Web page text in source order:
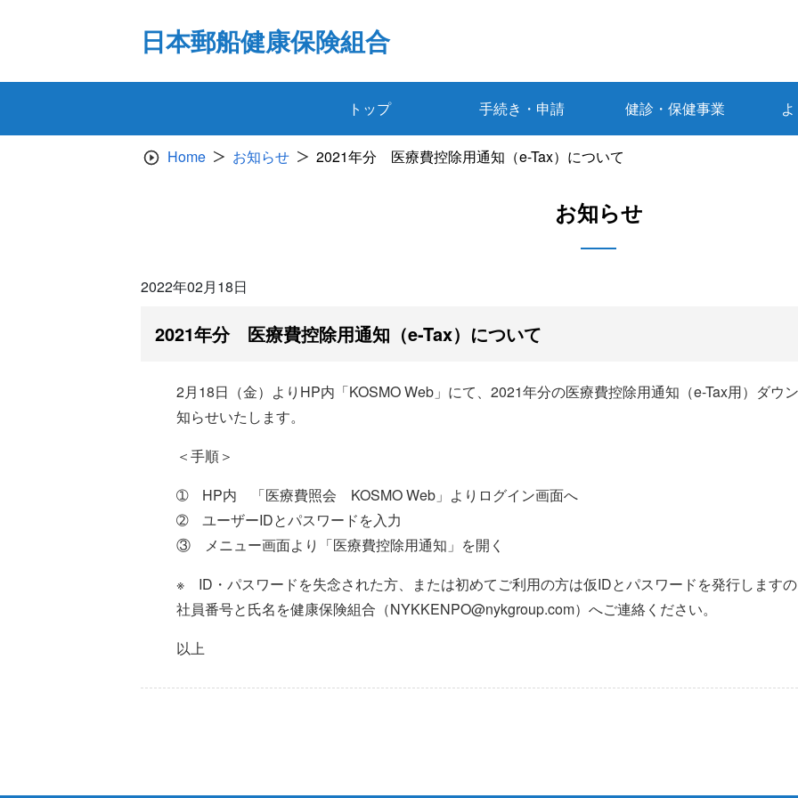
日本郵船健康保険組合
トップ 手続き・申請 健診・保健事業
Home お知らせ 2021年分 医療費控除用通知（e-Tax）について
お知らせ
2022年02月18日
2021年分 医療費控除用通知（e-Tax）について
2月18日（金）よりHP内「KOSMO Web」にて、2021年分の医療費控除用通知（e-Tax用）ダウ
知らせいたします。
＜手順＞
➀ HP内 「医療費照会 KOSMO Web」よりログイン画面へ
➁ ユーザーIDとパスワードを入力
③ メニュー画面より「医療費控除用通知」を開く
※ ID・パスワードを失念された方、または初めてご利用の方は仮IDとパスワードを発行します
社員番号と氏名を健康保険組合（NYKKENPO@nykgroup.com）へご連絡ください。
以上